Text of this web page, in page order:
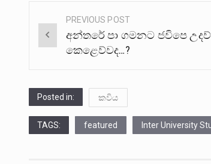
Post
navigation
PREVIOUS POST
අන්තරේ පා ගමනට ජවිපෙ උදව්
කෙළෙව්වද…?
Posted in: කවිය
TAGS: featured Inter University